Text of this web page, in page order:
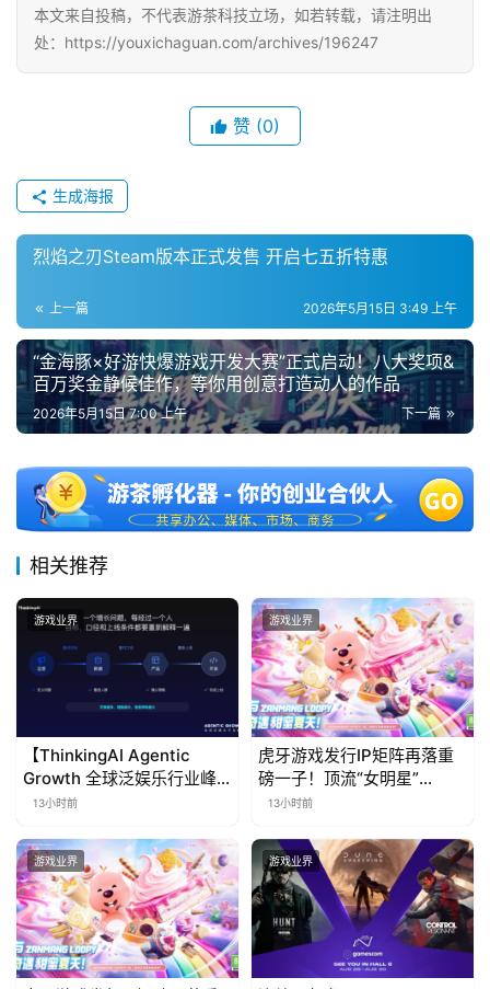
本文来自投稿，不代表游茶科技立场，如若转载，请注明出
处：https://youxichaguan.com/archives/196247
赞 (0)
生成海报
烈焰之刃Steam版本正式发售 开启七五折特惠
上一篇 2026年5月15日 3:49 上午
“金海豚×好游快爆游戏开发大赛”正式启动！八大奖项&
百万奖金静候佳作，等你用创意打造动人的作品
下一篇
2026年5月15日 7:00 上午
相关推荐
游戏业界
【ThinkingAI Agentic
Growth 全球泛娱乐行业峰
会】Agent 时代，人到底负
13小时前
游戏业界
虎牙游戏发行IP矩阵再落重
磅一子！顶流“女明星”
ZANMANG LOOPY 正版3D
曝光
13小时前
游戏业界 游戏业界